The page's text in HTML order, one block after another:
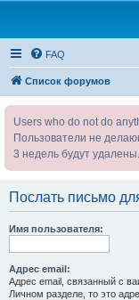
FAQ
Список форумов
Users who do not do
Пользователи не
3 недель будут удалены.
Послать письмо
Имя пользователя:
Адрес email:
Адрес email, связанный с
Личном разделе, то это